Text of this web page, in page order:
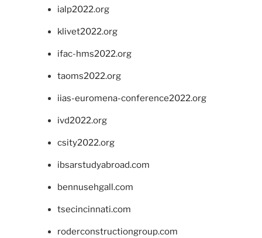
ialp2022.org
klivet2022.org
ifac-hms2022.org
taoms2022.org
iias-euromena-conference2022.org
ivd2022.org
csity2022.org
ibsarstudyabroad.com
bennusehgall.com
tsecincinnati.com
roderconstructiongroup.com